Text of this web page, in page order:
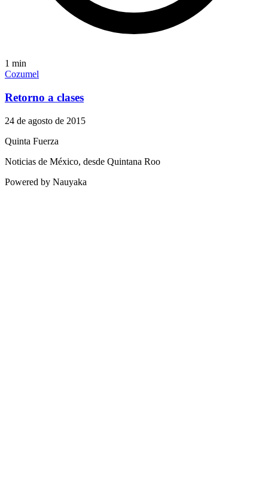
1 min
Cozumel
Retorno a clases
24 de agosto de 2015
Quinta Fuerza
Noticias de México, desde Quintana Roo
Powered by Nauyaka